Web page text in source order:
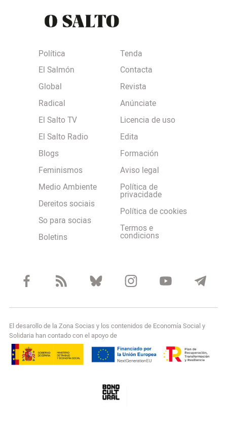
Política
El Salmón
Global
Radical
El Salto TV
El Salto Radio
Blogs
Feminismos
Medio Ambiente
Dereitos sociais
So para socias
Boletins
Tenda
Contacta
Revista
Anúnciate
Licencia de uso
Edita
Formación
Aviso legal
Política de
privacidade
Política de cookies
Termos e
condicions
El desarollo de la Zona Socias y los contenidos de Economía Social y
Solidaria han contado con el apoyo de